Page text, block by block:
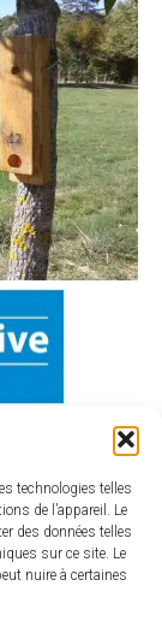
technologies telles
de l’appareil. Le
des données telles
sur ce site. Le
nuire à certaines
plus en
le